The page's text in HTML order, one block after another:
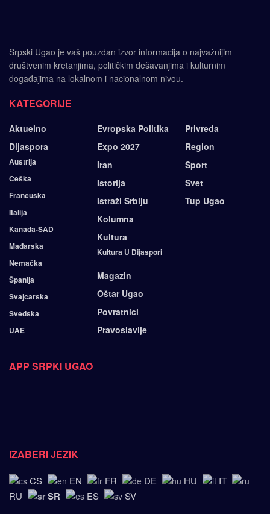
Srpski Ugao je vaš pouzdan izvor informacija o najvažnijim
društvenim kretanjima, političkim dešavanjima i kulturnim
događajima na lokalnom i nacionalnom nivou.
KATEGORIJE
Aktuelno
Dijaspora
Austrija
Češka
Francuska
Italija
Kanada-SAD
Mađarska
Nemačka
Španija
Švajcarska
Švedska
UAE
Evropska Politika
Expo 2027
Iran
Istorija
Istraži Srbiju
Kolumna
Kultura
Kultura U Dijaspori
Magazin
Oštar Ugao
Povratnici
Pravoslavlje
Privreda
Region
Sport
Svet
Tup Ugao
APP SRPKI UGAO
IZABERI JEZIK
CS EN FR DE HU
IT
RU
SR ES SV